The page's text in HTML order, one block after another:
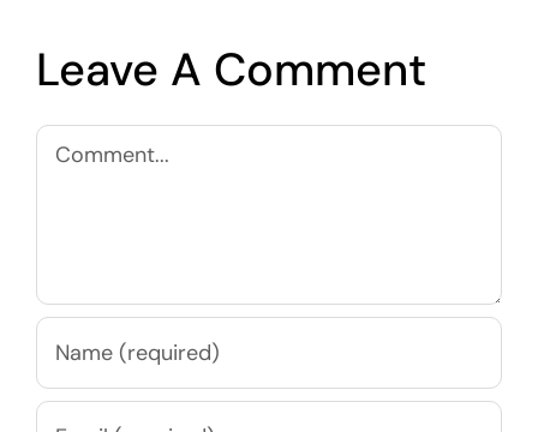
Leave A Comment
Comment